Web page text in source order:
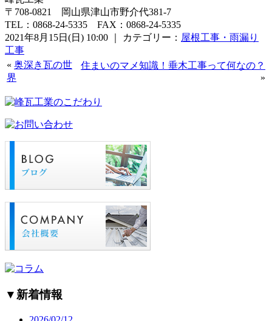
〒708-0821 岡山県津山市野介代381-7
TEL：0868-24-5335 FAX：0868-24-5335
2021年8月15日(日) 10:00 ｜ カテゴリー： 屋根工事・雨漏り
工事
« 奥深き瓦の世
界
住まいのマメ知識！垂木工事って何なの？
»
▼ 新着情報